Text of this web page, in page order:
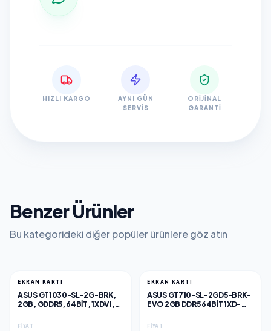
HIZLI KARGO
AYNI GÜN
SERVIS
ORIJINAL
GARANTI
Benzer Ürünler
Bu kategorideki diğer popüler ürünlere göz atın
EKRAN KARTI
ASUS GT1030-SL-2G-BRK,
2GB, GDDR5, 64BIT, 1XDVI,
KARTI
FIYAT
EKRAN KARTI
ASUS GT710-SL-2GD5-BRK-
EVO 2GB DDR5 64BIT 1XD-
FIYAT